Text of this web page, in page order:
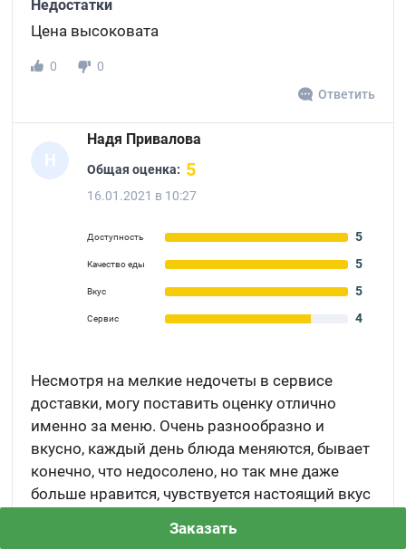
Недостатки
Цена высоковата
0
0
Ответить
Н
Надя Привалова
Общая оценка: 5
16.01.2021 в 10:27
Доступность 5
Качество еды 5
Вкус 5
Сервис 4
Несмотря на мелкие недочеты в сервисе
доставки, могу поставить оценку отлично
именно за меню. Очень разнообразно и
вкусно, каждый день блюда меняются, бывает
конечно, что недосолено, но так мне даже
больше нравится, чувствуется настоящий вкус
человек довольно привередливый в еде, но
Заказать